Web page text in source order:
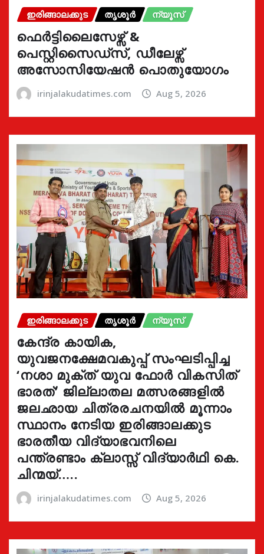
ഇരിങ്ങാലക്കുട തൃശൂർ ന്യൂസ്
ഫെർട്ടിലൈസേഴ്സ് &
പെസ്റ്റിസൈഡ്സ്, ഡീലേഴ്സ്
അസോസിയേഷൻ പൊതുയോഗം
irinjalakudatimes.com Aug 5, 2026
ഇരിങ്ങാലക്കുട തൃശൂർ ന്യൂസ്
കേന്ദ്ര കായിക,
യുവജനക്ഷേമവകുപ്പ് സംഘടിപ്പിച്ച
‘നശാ മുക്ത് യുവ ഫോർ വികസിത്
ഭാരത്’ ജില്ലാതല മത്സരങ്ങളിൽ
ജലഛായ ചിത്രരചനയിൽ മൂന്നാം
സ്ഥാനം നേടിയ ഇരിങ്ങാലക്കുട
ഭാരതീയ വിദ്യാഭവനിലെ
പന്ത്രണ്ടാം ക്ലാസ്സ് വിദ്യാർഥി കെ.
ചിന്മയ്…..
irinjalakudatimes.com Aug 5, 2026